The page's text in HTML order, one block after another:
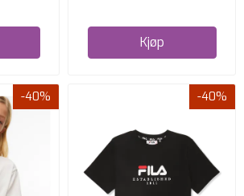
Kjøp
-40% -40%